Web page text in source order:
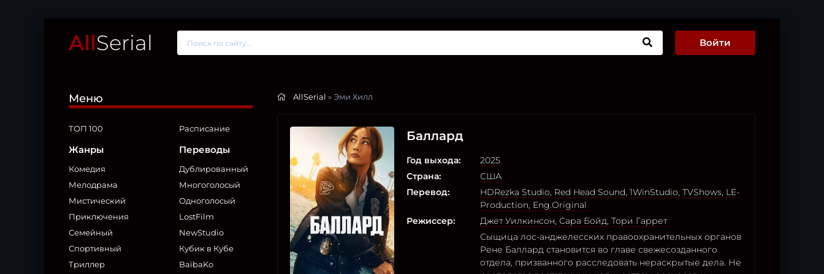
AllSerial Войти
Меню
ТОП 100
Жанры
Комедия
Мелодрама
Мистический
Приключения
Семейный
Спортивный
Триллер
Расписание
Переводы
Дублированный
Многоголосый
Одноголосый
LostFilm
NewStudio
Кубик в Кубе
BaibaKo
AllSerial » Эми Хилл
Баллард
Год выхода:
2025
Страна:
США
Перевод:
HDRezka Studio, Red Head Sound, 1WinStudio, TVShows, LE-
Production, Eng.Original
Режиссер:
Джет Уилкинсон, Сара Бойд, Тори Гаррет
Сыщица лос-анджелесских правоохранительных органов
Рене Баллард становится во главе свежесозданного
отдела, призванного расследовать нераскрытые дела. Не